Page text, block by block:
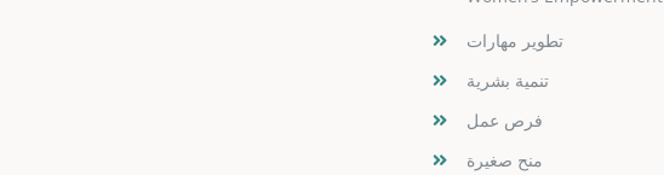
تطوير مهارات
تنمية بشرية
فرص عمل
منح صغيرة